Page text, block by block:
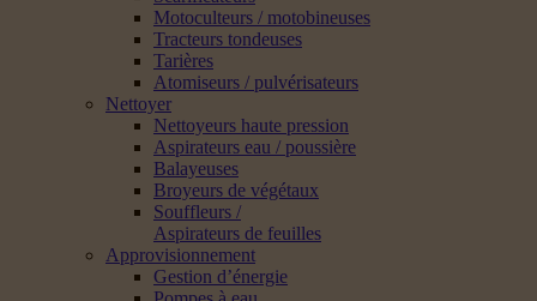
Motoculteurs / motobineuses
Tracteurs tondeuses
Tarières
Atomiseurs / pulvérisateurs
Nettoyer
Nettoyeurs haute pression
Aspirateurs eau / poussière
Balayeuses
Broyeurs de végétaux
Souffleurs /
Aspirateurs de feuilles
Approvisionnement
Gestion d’énergie